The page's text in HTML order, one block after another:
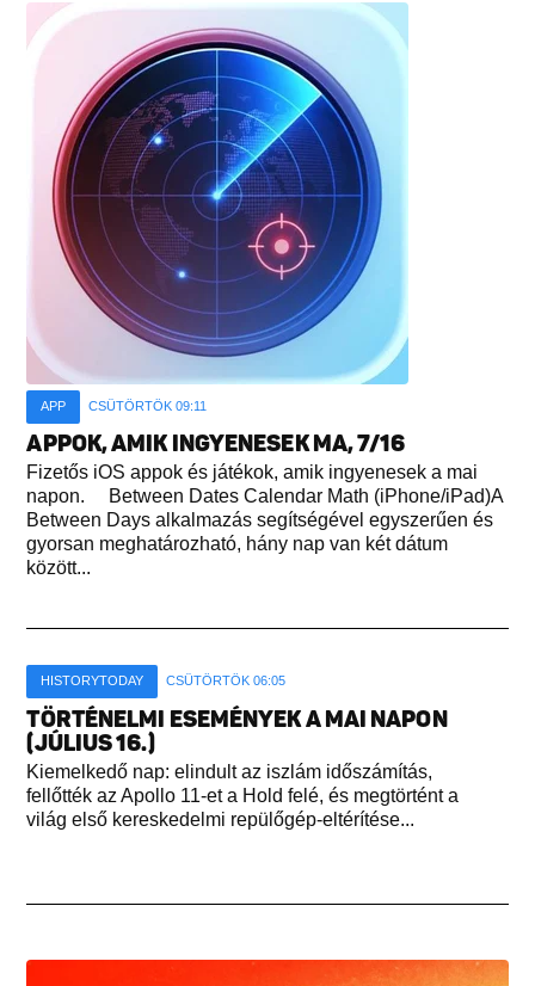
APP CSÜTÖRTÖK 09:11
APPOK, AMIK INGYENESEK MA, 7/16
Fizetős iOS appok és játékok, amik ingyenesek a mai
napon. Between Dates Calendar Math (iPhone/iPad)A
Between Days alkalmazás segítségével egyszerűen és
gyorsan meghatározható, hány nap van két dátum
között...
HISTORYTODAY CSÜTÖRTÖK 06:05
TÖRTÉNELMI ESEMÉNYEK A MAI NAPON
(JÚLIUS 16.)
Kiemelkedő nap: elindult az iszlám időszámítás,
fellőtték az Apollo 11-et a Hold felé, és megtörtént a
világ első kereskedelmi repülőgép-eltérítése...